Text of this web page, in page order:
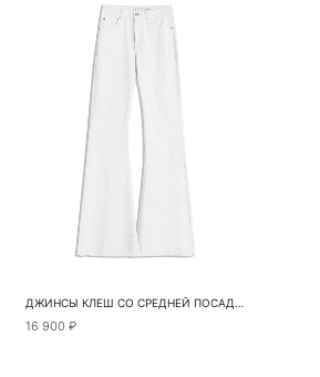
ДЖИНСЫ КЛЕШ СО СРЕДНЕЙ ПОСАДКОЙ
16 900 ₽